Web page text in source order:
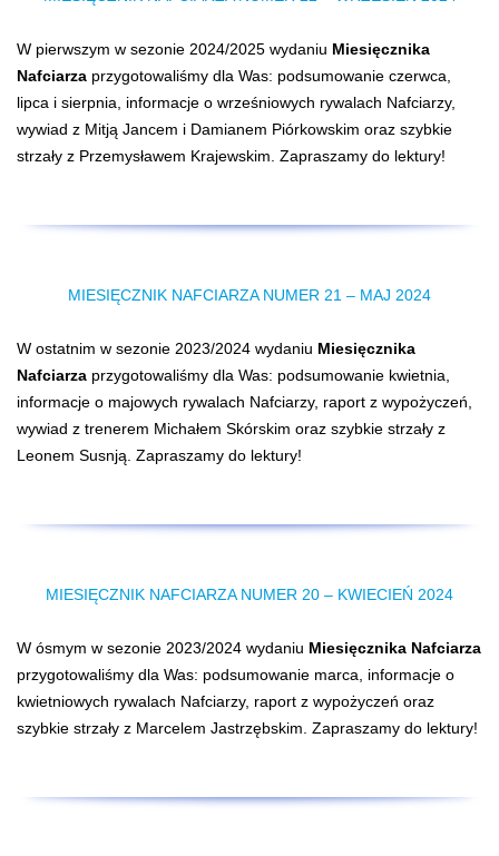
W pierwszym w sezonie 2024/2025 wydaniu Miesięcznika
Nafciarza przygotowaliśmy dla Was: podsumowanie czerwca,
lipca i sierpnia, informacje o wrześniowych rywalach Nafciarzy,
wywiad z Mitją Jancem i Damianem Piórkowskim oraz szybkie
strzały z Przemysławem Krajewskim. Zapraszamy do lektury!
MIESIĘCZNIK NAFCIARZA NUMER 21 – MAJ 2024
W ostatnim w sezonie 2023/2024 wydaniu Miesięcznika
Nafciarza przygotowaliśmy dla Was: podsumowanie kwietnia,
informacje o majowych rywalach Nafciarzy, raport z wypożyczeń,
wywiad z trenerem Michałem Skórskim oraz szybkie strzały z
Leonem Susnją. Zapraszamy do lektury!
MIESIĘCZNIK NAFCIARZA NUMER 20 – KWIECIEŃ 2024
W ósmym w sezonie 2023/2024 wydaniu Miesięcznika Nafciarza
przygotowaliśmy dla Was: podsumowanie marca, informacje o
kwietniowych rywalach Nafciarzy, raport z wypożyczeń oraz
szybkie strzały z Marcelem Jastrzębskim. Zapraszamy do lektury!